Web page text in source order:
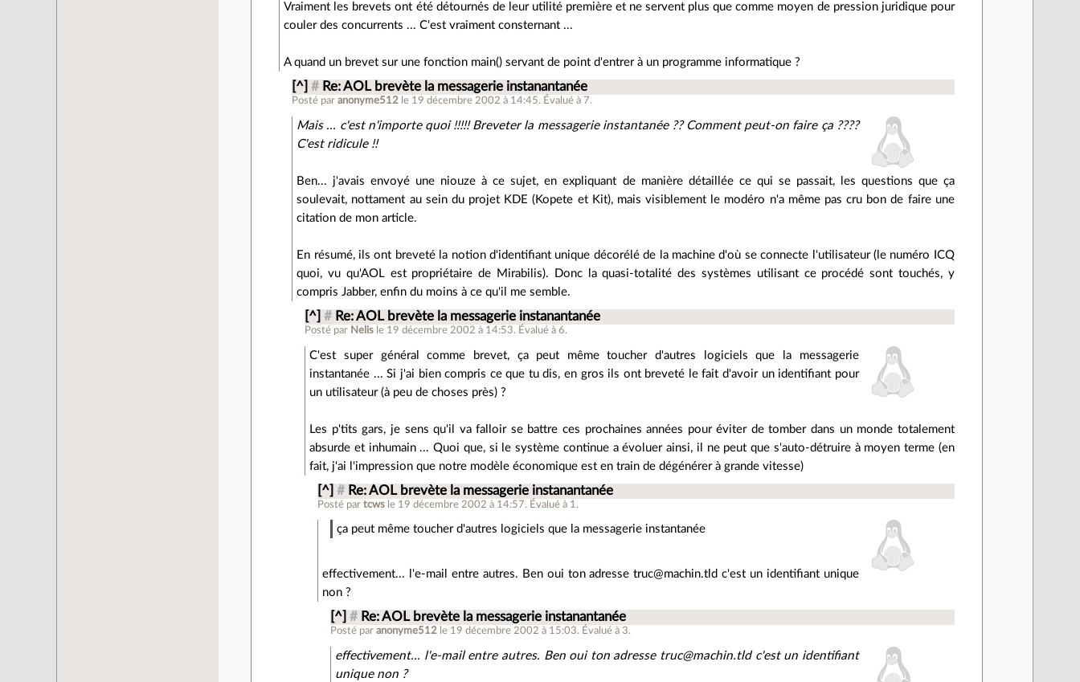
Vraiment les brevets ont été détournés de leur utilité première et ne servent plus que comme moyen de pression juridique pour
couler des concurrents ... C'est vraiment consternant ...
A quand un brevet sur une fonction main() servant de point d'entrer à un programme informatique ?
[^] # Re: AOL brevète la messagerie instanantanée
Posté paranonyme512 le 19 décembre 2002 à 14:45. Évalué à7.
Mais ... c'est n'importe quoi !!!!! Breveter la messagerie instantanée ?? Comment peut-on faire ça ????
C'est ridicule !!
Ben... j'avais envoyé une niouze à ce sujet, en expliquant de manière détaillée ce qui se passait, les questions que ça
soulevait, nottament au sein du projet KDE (Kopete et Kit), mais visiblement le modéro n'a même pas cru bon de faire une
citation de mon article.
En résumé, ils ont breveté la notion d'identifiant unique décorélé de la machine d'où se connecte l'utilisateur (le numéro ICQ
quoi, vu qu'AOL est propriétaire de Mirabilis). Donc la quasi-totalité des systèmes utilisant ce procédé sont touchés, y
compris Jabber, enfin du moins à ce qu'il me semble.
[^] # Re: AOL brevète la messagerie instanantanée
Posté par Nelis le 19 décembre 2002 à 14:53. Évalué à6.
C'est super général comme brevet, ça peut même toucher d'autres logiciels que la messagerie
instantanée ... Si j'ai bien compris ce que tu dis, en gros ils ont breveté le fait d'avoir un identifiant pour
un utilisateur (à peu de choses près) ?
Les p'tits gars, je sens qu'il va falloir se battre ces prochaines années pour éviter de tomber dans un monde totalement
absurde et inhumain ... Quoi que, si le système continue a évoluer ainsi, il ne peut que s'auto-détruire à moyen terme (en
fait, j'ai l'impression que notre modèle économique est en train de dégénérer à grande vitesse)
[^] # Re: AOL brevète la messagerie instanantanée
Posté partcws le 19 décembre 2002 à 14:57. Évalué à 1 .
ça peut même toucher d'autres logiciels que la messagerie instantanée
effectivement... l'e-mail entre autres. Ben oui ton adresse truc@machin.tld c'est un identifiant unique
non ?
[^] # Re: AOL brevète la messagerie instanantanée
Posté paranonyme512 le 19 décembre 2002 à 15:03. Évalué à 3.
effectivement... l'e-mail entre autres. Ben oui ton adresse truc@machin.tld c'est un identifiant
unique non ?